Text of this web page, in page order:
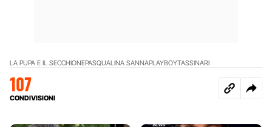
LA PUPA E IL SECCHIONEPASQUALINA SANNAPLAYBOYTASSINARI
107
CONDIVISIONI